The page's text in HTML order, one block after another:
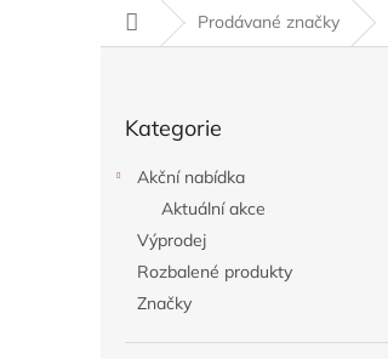
Domů
Prodávané značky
kategorie
Kategorie
Akční nabídka
Aktuální akce
Výprodej
Rozbalené produkty
Značky